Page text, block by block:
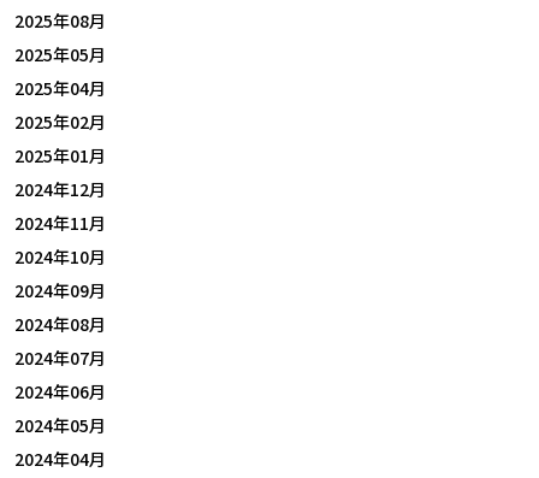
2025年08月
2025年05月
2025年04月
2025年02月
2025年01月
2024年12月
2024年11月
2024年10月
2024年09月
2024年08月
2024年07月
2024年06月
2024年05月
2024年04月